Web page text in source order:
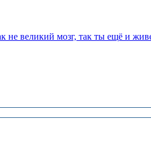
не великий мозг, так ты ещё и